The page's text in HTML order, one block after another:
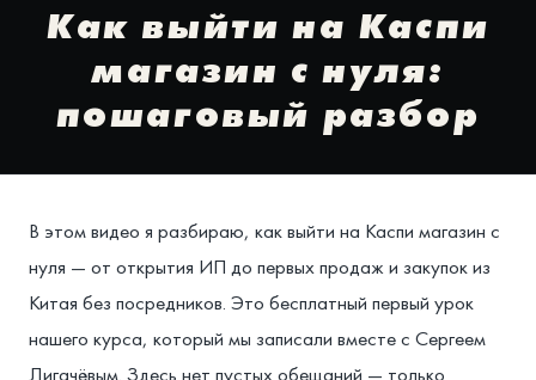
Как выйти на Каспи
магазин с нуля:
пошаговый разбор
В этом видео я разбираю, как выйти на Каспи магазин с
нуля — от открытия ИП до первых продаж и закупок из
Китая без посредников. Это бесплатный первый урок
нашего курса, который мы записали вместе с Сергеем
Лигачёвым. Здесь нет пустых обещаний — только